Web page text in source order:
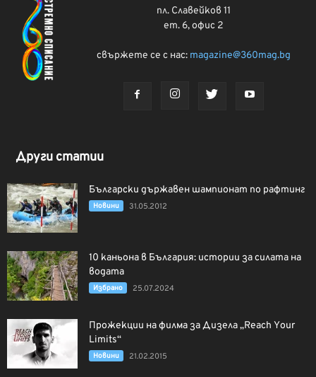
пл. Славейков 11
ет. 6, офис 2
свържете се с нас: magazine@360mag.bg
Други статии
Български държавен шампионат по рафтинг
Новини 31.05.2012
10 каньона в България: истории за силата на
водата
Избрано 25.07.2024
Прожекции на филма за Дизела „Reach Your
Limits“
Новини 21.02.2015